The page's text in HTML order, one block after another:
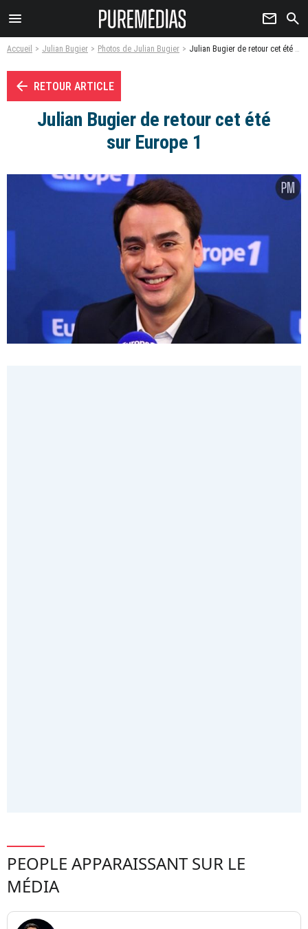
menu newsletter search
Accueil Julian Bugier Photos de Julian Bugier Julian Bugier de retour cet été sur Europe 1 - Photo
arrow_left RETOUR ARTICLE
Julian Bugier de retour cet été
sur Europe 1
PEOPLE APPARAISSANT SUR LE
MÉDIA